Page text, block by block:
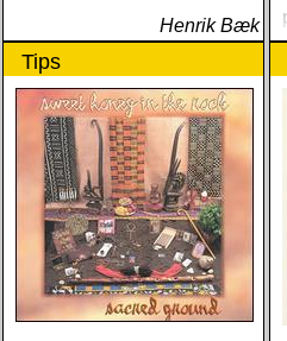
Henrik Bæk
Tips